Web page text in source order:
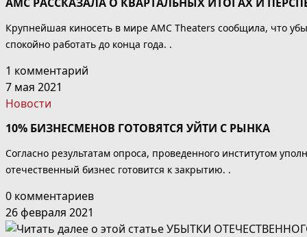
Крупнейшая киносеть в мире AMC Theaters сообщила, что
спокойно работать до конца года. .
1 комментарий
7 мая 2021
Новости
10% БИЗНЕСМЕНОВ ГОТОВЯТСЯ УЙТИ С РЫНКА
Согласно результатам опроса, проведенного институтом
отечественный бизнес готовится к закрытию. .
0 комментариев
26 февраля 2021